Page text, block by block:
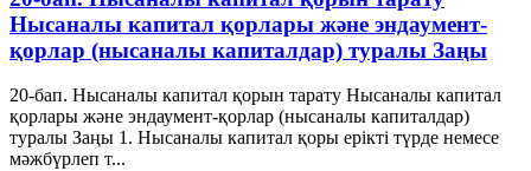
Нысаналы капитал қорлары және эндаумент-
қорлар (нысаналы капиталдар) туралы Заңы
20-бап. Нысаналы капитал қорын тарату Нысаналы капитал
қорлары және эндаумент-қорлар (нысаналы капиталдар)
туралы Заңы 1. Нысаналы капитал қоры ерікті түрде немесе
мәжбүрлеп т...